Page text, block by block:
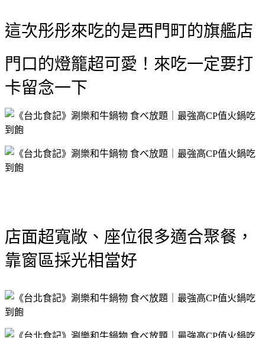
這次彤彤來吃的是西門町的旗艦店
門口的燈籠超可愛！來吃一定要打
卡留念一下
店面超寬敞、座位很多適合聚餐，
靠窗區採光相當好